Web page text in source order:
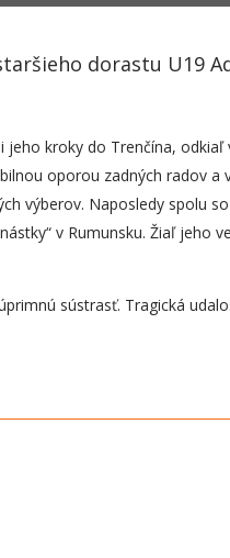
dorastu U19
kroky do Trenčína, odkiaľ
oporou zadných radov a
výberov. Naposledy spolu
v Rumunsku. Žiaľ jeho
sústrasť. Tragická